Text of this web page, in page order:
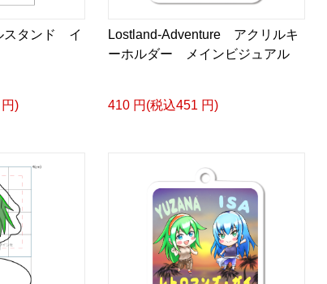
スタンド イ
)
Lostland-Adventure アクリルキ
ーホルダー メインビジュアル
410 円(税込451 円)